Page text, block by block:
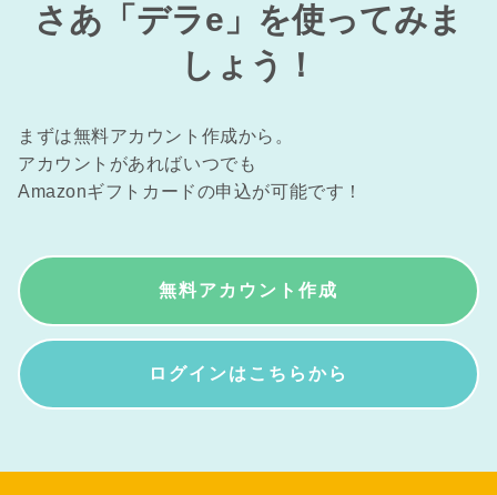
さあ「デラe」を使ってみま
しょう！
まずは無料アカウント作成から。
アカウントがあればいつでも
Amazonギフトカードの申込が可能です！
無料アカウント作成
ログインはこちらから